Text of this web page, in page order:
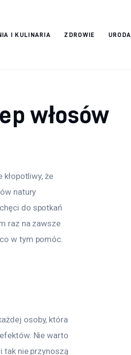
I KULINARIA ZDROWIE URODA
włosów
że
natury
do spotkań
raz na zawsze
w tym pomóc.
osoby, która
Nie warto
tak nie przynoszą